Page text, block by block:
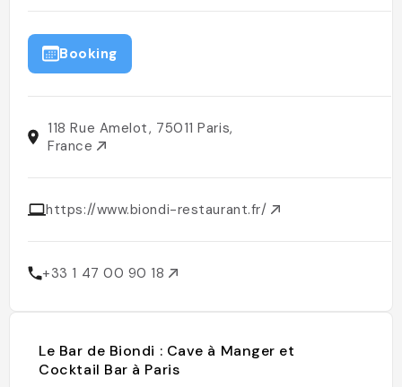
Booking
118 Rue Amelot, 75011 Paris,
France
https://www.biondi-restaurant.fr/
+33 1 47 00 90 18
Le Bar de Biondi : Cave à Manger et
Cocktail Bar à Paris